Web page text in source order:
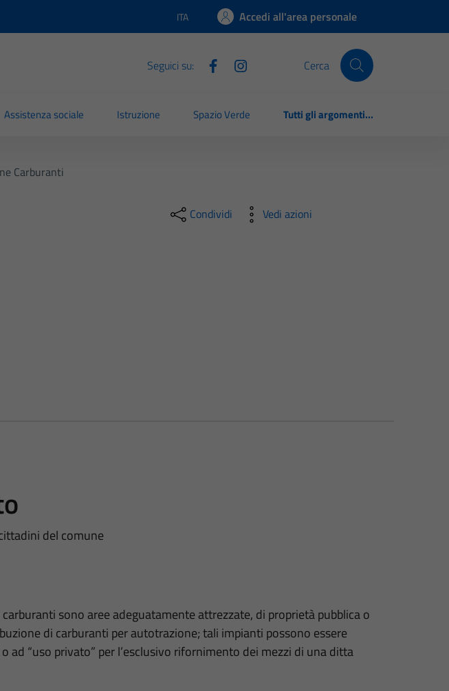
Lingua attiva:
ITA Accedi all'area personale
Seguici su: Cerca
Assistenza sociale Istruzione Spazio Verde Tutti gli argomenti...
Carburanti
Condividi Vedi azioni
del comune
sono aree adeguatamente attrezzate, di proprietà pubblica o
di carburanti per autotrazione; tali impianti possono essere
ad “uso privato” per l’esclusivo rifornimento dei mezzi di una ditta